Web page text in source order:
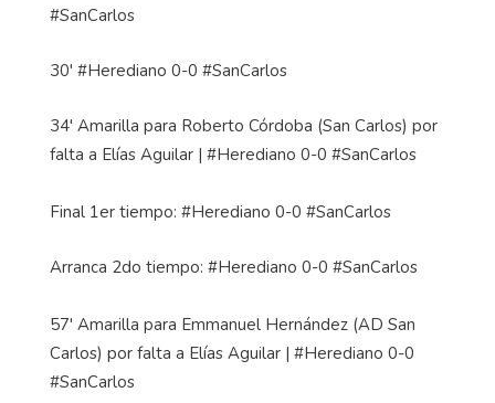
#SanCarlos
30' #Herediano 0-0 #SanCarlos
34' Amarilla para Roberto Córdoba (San Carlos) por
falta a Elías Aguilar | #Herediano 0-0 #SanCarlos
Final 1er tiempo: #Herediano 0-0 #SanCarlos
Arranca 2do tiempo: #Herediano 0-0 #SanCarlos
57' Amarilla para Emmanuel Hernández (AD San
Carlos) por falta a Elías Aguilar | #Herediano 0-0
#SanCarlos